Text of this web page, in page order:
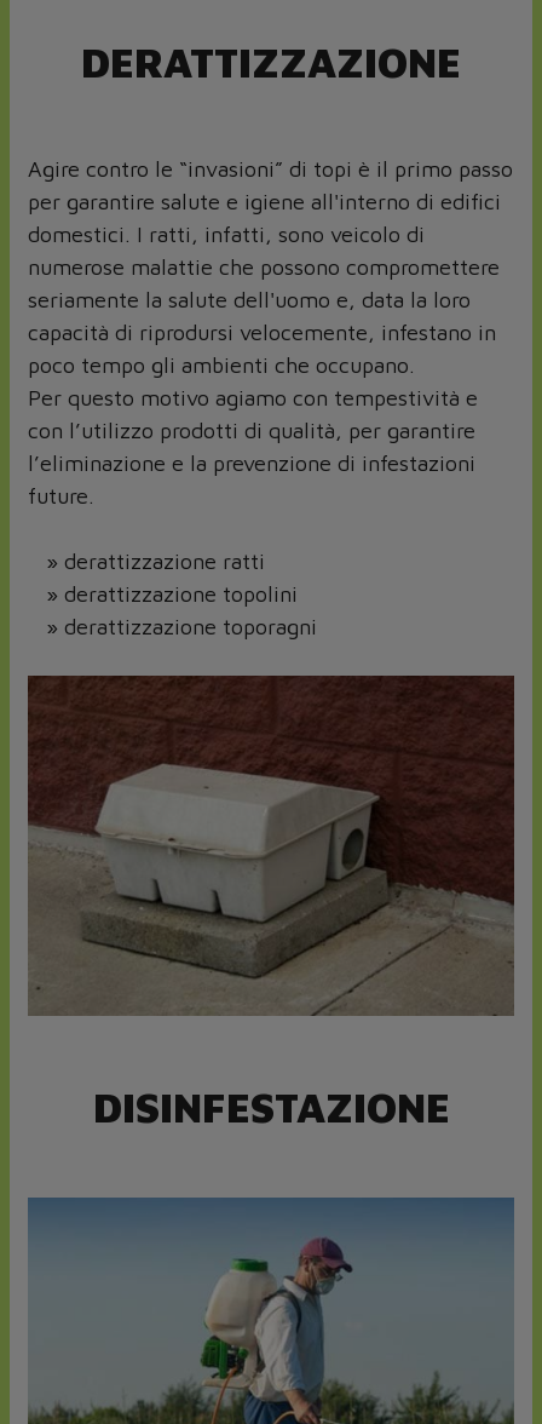
DERATTIZZAZIONE
Agire contro le “invasioni” di topi è il primo passo
per garantire salute e igiene all'interno di edifici
domestici. I ratti, infatti, sono veicolo di
numerose malattie che possono compromettere
seriamente la salute dell'uomo e, data la loro
capacità di riprodursi velocemente, infestano in
poco tempo gli ambienti che occupano.
Per questo motivo agiamo con tempestività e
con l’utilizzo prodotti di qualità, per garantire
l’eliminazione e la prevenzione di infestazioni
future.
» derattizzazione ratti
» derattizzazione topolini
» derattizzazione toporagni
DISINFESTAZIONE